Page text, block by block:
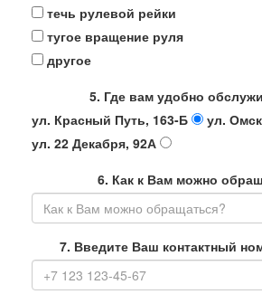
течь рулевой рейки
тугое вращение руля
другое
5. Где вам удобно
ул. Красный Путь, 163-Б
ул.
ул. 22 Декабря, 92А
6. Как к Вам можно
7. Введите Ваш контактный